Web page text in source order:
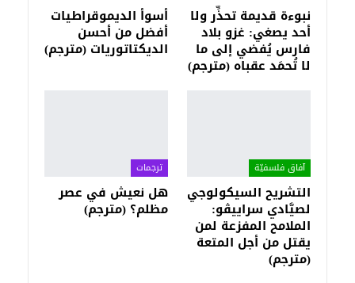
نبوءة قديمة تحذِّر ولا
أحد يصغي: غزو بلاد
فارس يُفضي إلى ما
لا تُحمَد عقباه (مترجم)
أسوأ الديموقراطيات
أفضل من أحسن
الديكتاتوريات (مترجم)
آفاق فلسفيّة‎
التشريح السيكولوجي
لصيَّادي سراييڤو:
الملامح المفزعة لمن
يقتل من أجل المتعة
(مترجم)
ترجمات
هل نعيش في عصر
مظلم؟ (مترجم)